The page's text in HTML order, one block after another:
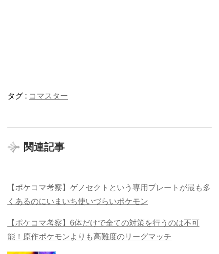
タグ : コマスター
関連記事
【ポケコマ考察】ゲノセクトという専用プレートが最も多
くあるのにいまいち使いづらいポケモン
【ポケコマ考察】6体だけで全ての対策を行うのは不可
能！原作ポケモンよりも高難度のリーグマッチ